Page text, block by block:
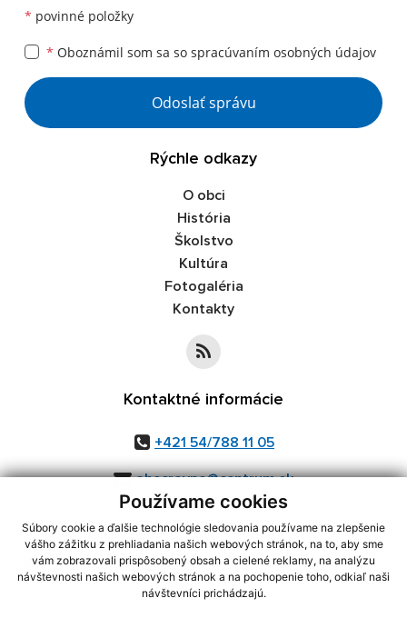
Používame cookies
Súbory cookie a ďalšie technológie sledovania používame na zlepšenie
vášho zážitku z prehliadania našich webových stránok, na to, aby sme
vám zobrazovali prispôsobený obsah a cielené reklamy, na analýzu
návštevnosti našich webových stránok a na pochopenie toho, odkiaľ naši
návštevníci prichádzajú.
* povinné položky
* Oboznámil som sa so spracúvaním osobných údajov
Google reCaptcha Response
Odoslať správu
Rýchle odkazy
O obci
História
Školstvo
Kultúra
Fotogaléria
Kontakty
Kontaktné informácie
+421 54/788 11 05
obecrovne@centrum.sk
využite možnosť získavania aktuálnych informácií s využitím RSS
CMS systém (redakčný) systém ECHELON 2,Mapa stránok,web portál
webex.digital, s.r.o.,domény,registrácia domény